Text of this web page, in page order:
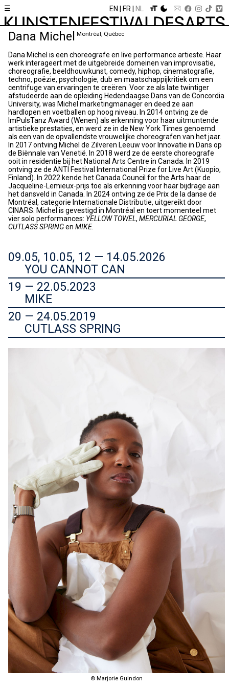
☰ EN FR NL
Dana Michel Montréal, Québec
Dana Michel is een choreografe en live performance artieste. Haar
werk interageert met de uitgebreide domeinen van improvisatie,
choreografie, beeldhouwkunst, comedy, hiphop, cinematografie,
techno, poëzie, psychologie, dub en maatschappijkritiek om een
centrifuge van ervaringen te creëren. Voor ze als late twintiger
afstudeerde aan de opleiding Hedendaagse Dans van de Concordia
University, was Michel marketingmanager en deed ze aan
hardlopen en voetballen op hoog niveau. In 2014 ontving ze de
ImPulsTanz Award (Wenen) als erkenning voor haar uitmuntende
artistieke prestaties, en werd ze in de New York Times genoemd
als een van de opvallendste vrouwelijke choreografen van het jaar.
In 2017 ontving Michel de Zilveren Leeuw voor Innovatie in Dans op
de Biënnale van Venetië. In 2018 werd ze de eerste choreografe
ooit in residentie bij het National Arts Centre in Canada. In 2019
ontving ze de ANTI Festival International Prize for Live Art (Kuopio,
Finland). In 2022 kende het Canada Council for the Arts haar de
Jacqueline-Lemieux-prijs toe als erkenning voor haar bijdrage aan
het dansveld in Canada. In 2024 ontving ze de Prix de la danse de
Montréal, categorie Internationale Distributie, uitgereikt door
CINARS. Michel is gevestigd in Montréal en toert momenteel met
vier solo performances: YELLOW TOWEL, MERCURIAL GEORGE,
CUTLASS SPRINGen MIKE.
09.05, 10.05, 12 — 14.05.2026
YOU CANNOT CAN
19 — 22.05.2023
MIKE
20 — 24.05.2019
CUTLASS SPRING
© Marjorie Guindon